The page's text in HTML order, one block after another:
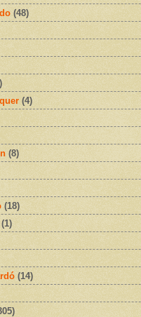
(48)
(4)
(8)
(18)
(1)
(14)